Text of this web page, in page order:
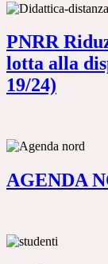
PNRR
lotta alla
19/24)
AGENDA